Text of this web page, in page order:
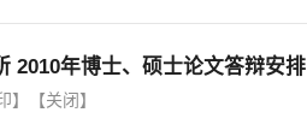
项目申报
学科建设
2010年博士、硕士论文答辩安排
】 【关闭】